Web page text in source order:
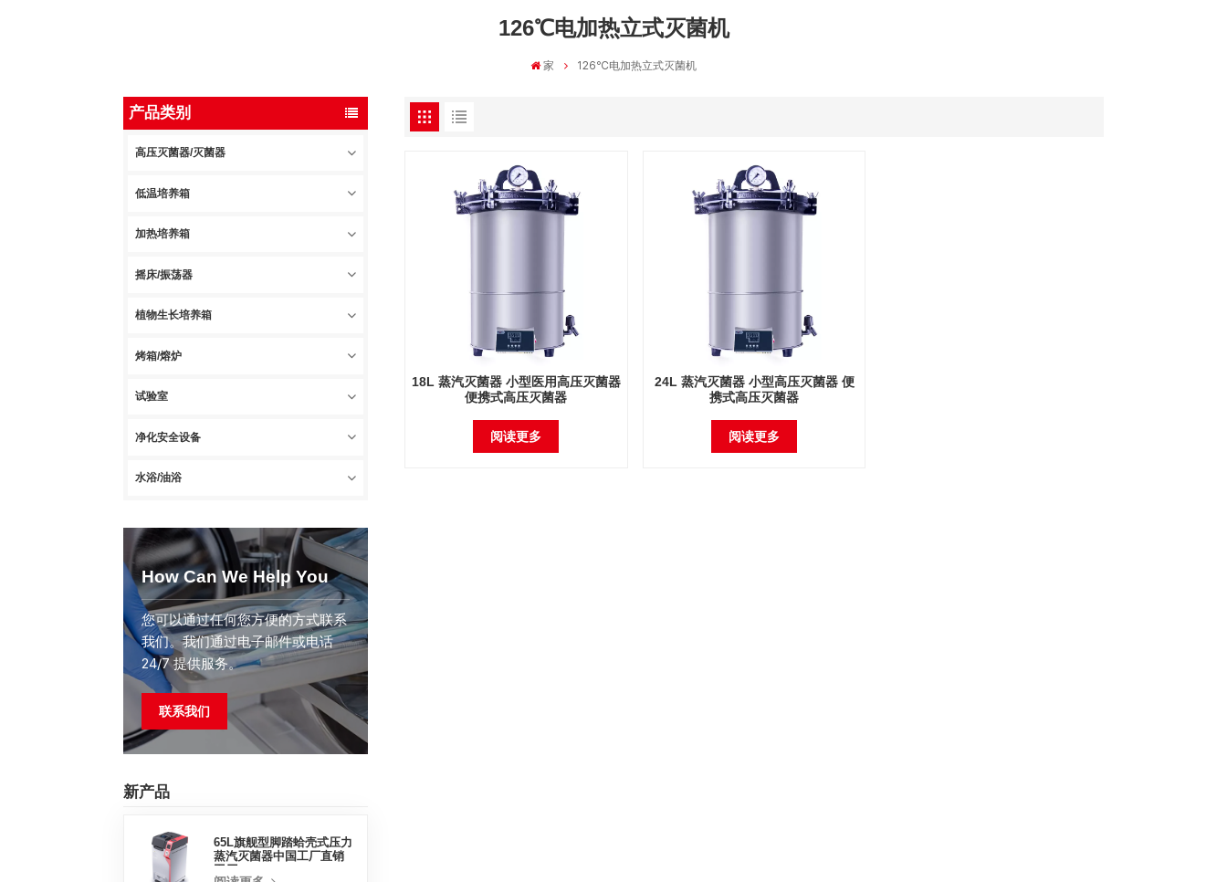
126℃电加热立式灭菌机
家 126℃电加热立式灭菌机
产品类别
高压灭菌器/灭菌器
低温培养箱
加热培养箱
摇床/振荡器
植物生长培养箱
烤箱/熔炉
试验室
净化安全设备
水浴/油浴
How Can We Help You
您可以通过任何您方便的方式联系
我们。我们通过电子邮件或电话
24/7 提供服务。
联系我们
新产品
65L旗舰型脚踏蛤壳式压力
蒸汽灭菌器中国工厂直销
18L 蒸汽灭菌器 小型医用高压灭菌器
便携式高压灭菌器
阅读更多
24L 蒸汽灭菌器 小型高压灭菌器 便
携式高压灭菌器
阅读更多